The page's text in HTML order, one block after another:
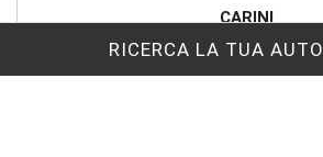
RICERCA LA TUA AUTO
CARINI